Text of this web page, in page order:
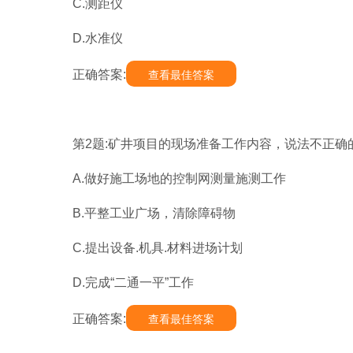
C.测距仪
D.水准仪
正确答案: 查看最佳答案
第2题:矿井项目的现场准备工作内容，说法不正确
A.做好施工场地的控制网测量施测工作
B.平整工业广场，清除障碍物
C.提出设备.机具.材料进场计划
D.完成“二通一平”工作
正确答案: 查看最佳答案